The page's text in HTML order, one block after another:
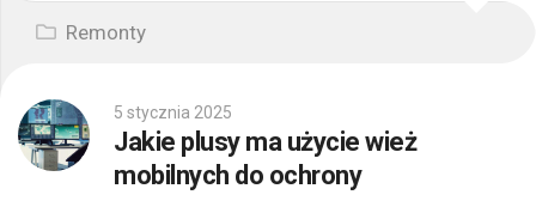
Remonty
5 stycznia 2025
Jakie plusy ma użycie wież
mobilnych do ochrony